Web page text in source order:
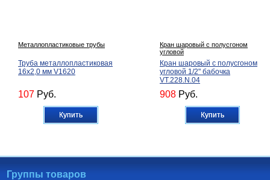
Металлопластиковые трубы
Труба металлопластиковая
16х2,0 мм V1620
107 Руб.
Купить
Кран шаровый с полусгоном
угловой
Кран шаровый с полусгоном
угловой 1/2" бабочка
VT.228.N.04
908 Руб.
Купить
Группы товаров